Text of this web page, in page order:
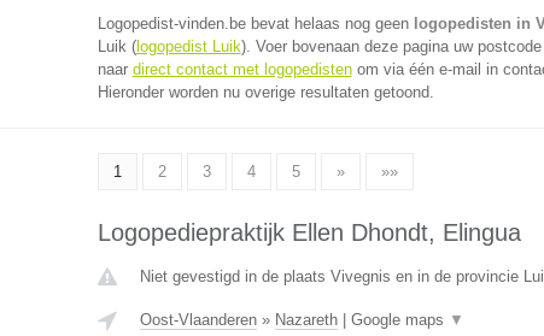
Logopedist-vinden.be bevat helaas nog geen logopedisten in
Luik (logopedist Luik). Voer bovenaan deze pagina uw
naar direct contact met logopedistenom via één e-mail in
Hieronder worden nu overige resultaten getoond.
1 2 3 4 5 » »»
Logopediepraktijk Ellen Dhondt, Elingua
Niet gevestigd in de plaats Vivegnis en in de provincie
Oost-Vlaanderen» Nazareth| Google maps ▼